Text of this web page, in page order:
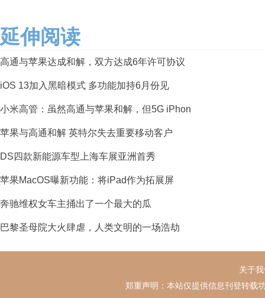
延伸阅读
高通与苹果达成和解，双方达成6年许可协议
iOS 13加入黑暗模式 多功能加持6月份见
小米高管：虽然高通与苹果和解，但5G iPhon
苹果与高通和解 英特尔失去重要移动客户
DS四款新能源车型上海车展亚洲首秀
苹果MacOS曝新功能：将iPad作为拓展屏
奔驰维权女车主捅出了一个最大的瓜
巴黎圣母院大火肆虐，人类文明的一场浩劫
关于
郑重声明：本站仅提供信息刊登转载